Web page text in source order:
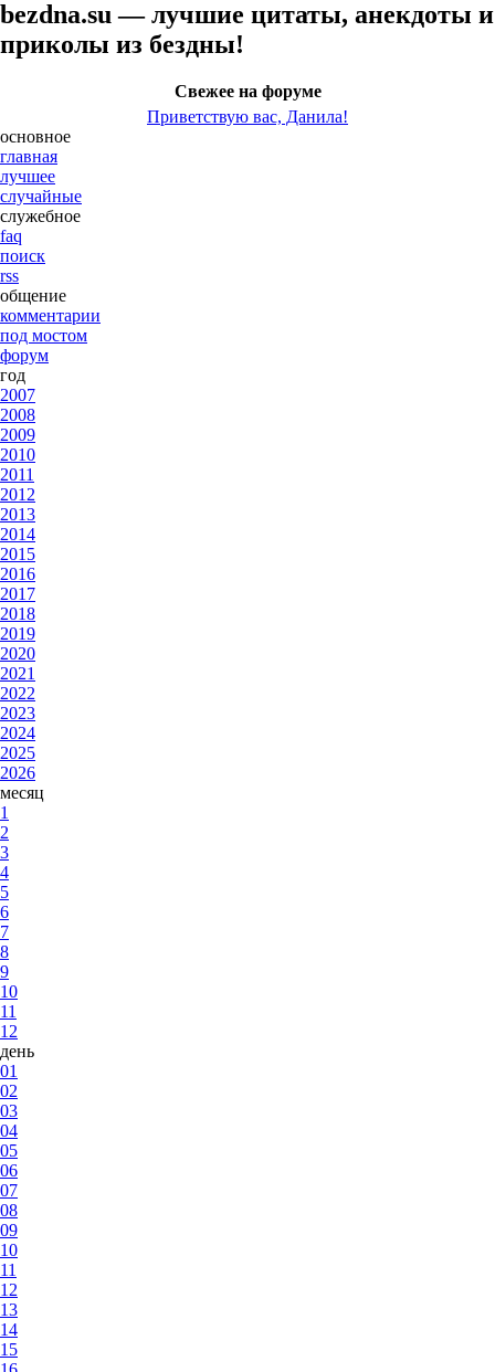
bezdna.su — лучшие цитаты, анекдоты и
приколы из бездны!
Свежее на форуме
Приветствую вас, Данила!
основное
главная
лучшее
случайные
служебное
faq
поиск
rss
общение
комментарии
под мостом
форум
год
2007
2008
2009
2010
2011
2012
2013
2014
2015
2016
2017
2018
2019
2020
2021
2022
2023
2024
2025
2026
месяц
1
2
3
4
5
6
7
8
9
10
11
12
день
01
02
03
04
05
06
07
08
09
10
11
12
13
14
15